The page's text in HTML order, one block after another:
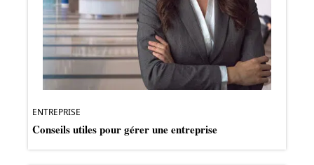
ENTREPRISE
Conseils utiles pour gérer une entreprise